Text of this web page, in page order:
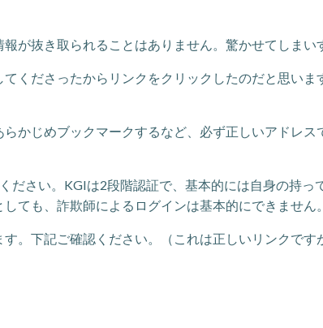
が抜き取られることはありません。驚かせてしまい
くださったからリンクをクリックしたのだと思い
かじめブックマークするなど、必ず正しいアドレ
ださい。KGIは2段階認証で、基本的には自身の持
ても、詐欺師によるログインは基本的にできません。
。下記ご確認ください。（これは正しいリンクです